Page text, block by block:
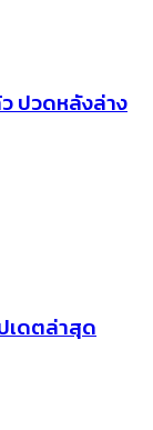
ปวดหลังล่าง
เดตล่าสุด